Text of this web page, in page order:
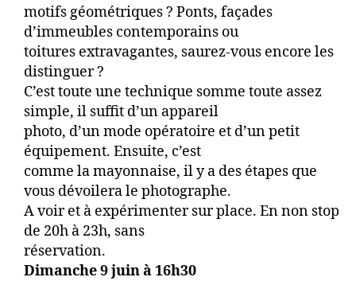
motifs géométriques ? Ponts, façades
d’immeubles contemporains ou
toitures extravagantes, saurez-vous encore les
distinguer ?
C’est toute une technique somme toute assez
simple, il suffit d’un appareil
photo, d’un mode opératoire et d’un petit
équipement. Ensuite, c’est
comme la mayonnaise, il y a des étapes que
vous dévoilera le photographe.
A voir et à expérimenter sur place. En non stop
de 20h à 23h, sans
réservation.
Dimanche 9 juin à 16h30